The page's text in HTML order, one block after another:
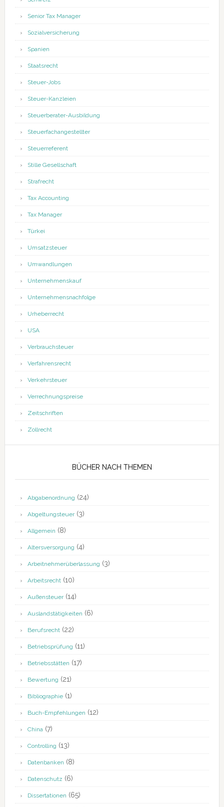
Senior Tax Manager
Sozialversicherung
Spanien
Staatsrecht
Steuer-Jobs
Steuer-Kanzleien
Steuerberater-Ausbildung
Steuerfachangestellter
Steuerreferent
Stille Gesellschaft
Strafrecht
Tax Accounting
Tax Manager
Türkei
Umsatzsteuer
Umwandlungen
Unternehmenskauf
Unternehmensnachfolge
Urheberrecht
USA
Verbrauchsteuer
Verfahrensrecht
Verkehrsteuer
Verrechnungspreise
Zeitschriften
Zollrecht
BÜCHER NACH THEMEN
Abgabenordnung (24)
Abgeltungsteuer(3)
Allgemein (8)
Altersversorgung (4)
Arbeitnehmerüberlassung (3)
Arbeitsrecht(10)
Außensteuer(14)
Auslandstätigkeiten (6)
Berufsrecht(22)
Betriebsprüfung (11)
Betriebsstätten (17)
Bewertung (21)
Bibliographie(1)
Buch-Empfehlungen (12)
China(7)
Controlling (13)
Datenbanken (8)
Datenschutz (6)
Dissertationen (65)